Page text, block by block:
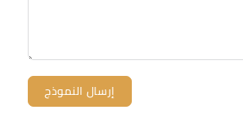
إرسال النموذج